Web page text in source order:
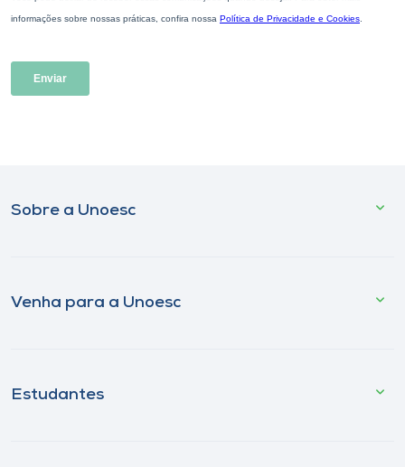
Sobre a Unoesc
Venha para a Unoesc
Estudantes